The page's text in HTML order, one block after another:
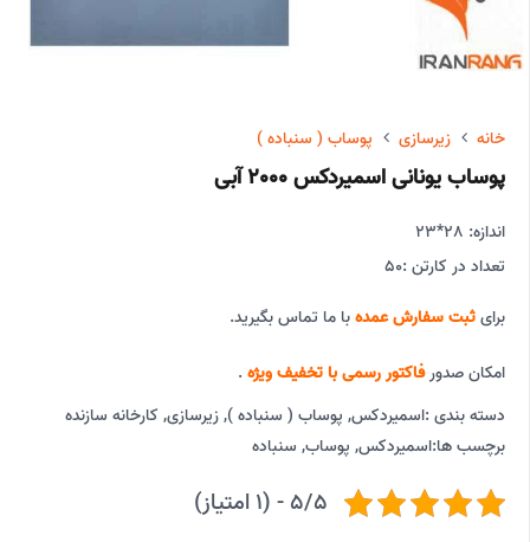
خانه زیرسازی پوساب ( سنباده )
پوساب یونانی اسمیردکس 2000 آبی
اندازه: 28*23
تعداد در کارتن :50
برایثبت سفارش عمدهبا ما تماس بگیرید.
امکان صدورفاکتور رسمی با تخفیف ویژه .
دسته بندی :اسمیردکس, پوساب ( سنباده ),زیرسازی, کارخانه سازنده
برچسب ها:اسمیردکس, پوساب, سنباده
5/5 - (1 امتیاز)